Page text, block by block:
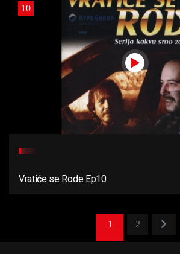
10
Vratiće se Rode Ep10
1 2